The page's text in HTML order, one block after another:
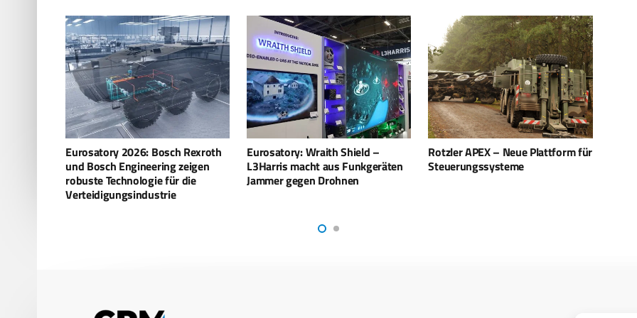
Eurosatory: Wraith Shield –
L3Harris macht aus Funkgeräten
Jammer gegen Drohnen
Rotzler APEX – Neue Plattform für
Steuerungssysteme
MILIPOL: FOG stellt Mission
Underwater Case vor